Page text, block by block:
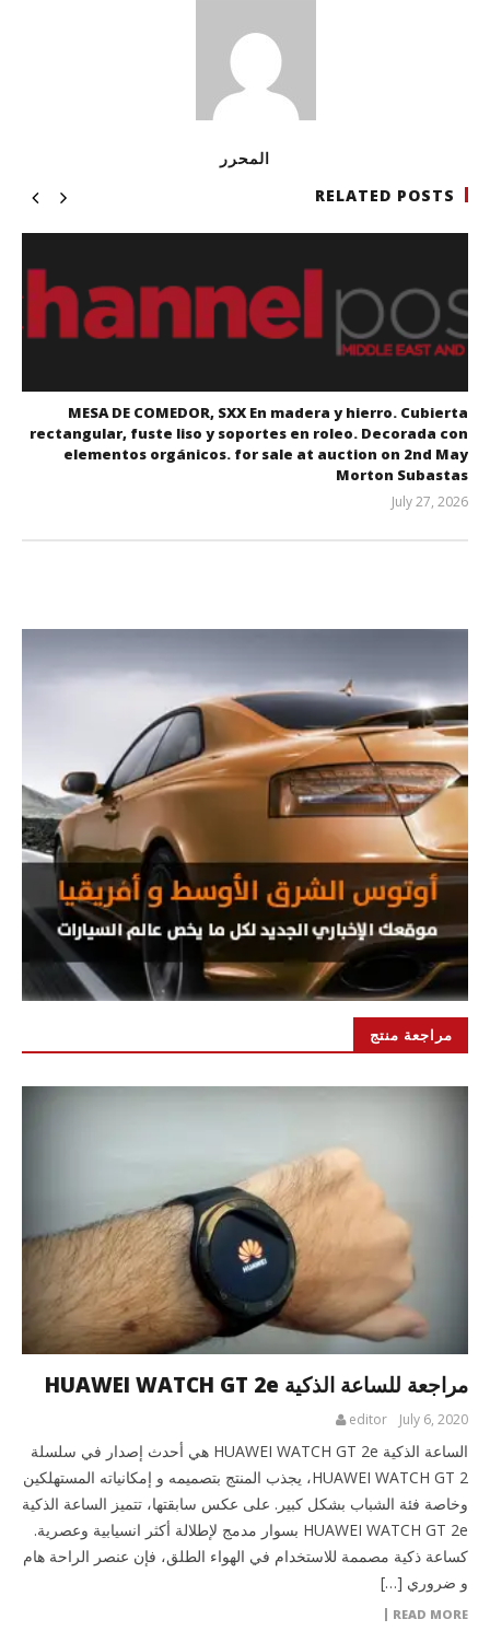
المحرر
RELATED POSTS
MESA DE COMEDOR, SXX En madera y hierro. Cubierta
rectangular, fuste liso y soportes en roleo. Decorada con
elementos orgánicos. for sale at auction on 2nd May
Morton Subastas
July 27, 2026
مراجعة منتج
مراجعة للساعة الذكية HUAWEI WATCH GT 2e
July 6, 2020
editor
الساعة الذكية HUAWEI WATCH GT 2e هي أحدث إصدار في سلسلة
HUAWEI WATCH GT 2، يجذب المنتج بتصميمه و إمكانياته المستهلكين
وخاصة فئة الشباب بشكل كبير. على عكس سابقتها، تتميز الساعة الذكية
HUAWEI WATCH GT 2e بسوار مدمج لإطلالة أكثر انسيابية وعصرية.
كساعة ذكية مصممة للاستخدام في الهواء الطلق، فإن عنصر الراحة هام
و ضروري […]
READ MORE